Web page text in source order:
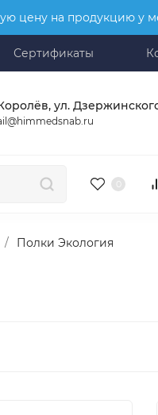
цену на продукцию у
Сертификаты
ул.
/ Полки Экология